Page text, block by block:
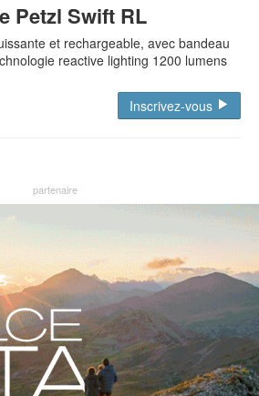
Petzl Swift RL
et rechargeable, avec bandeau
reactive lighting 1200 lumens
Inscrivez-vous